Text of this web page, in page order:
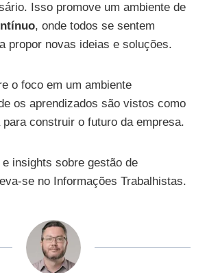
Isso promove um ambiente de
, onde todos se sentem
propor novas ideias e soluções.
o foco em um ambiente
os aprendizados são vistos como
construir o futuro da empresa.
insights sobre gestão de
se no Informações Trabalhistas.